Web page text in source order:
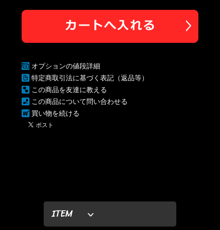
ITEM
オプションの値段詳細
特定商取引法に基づく表記（返品等）
この商品を友達に教える
この商品について問い合わせる
買い物を続ける